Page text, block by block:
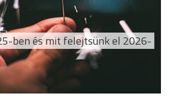
ben és mit felejtsünk el 2026-